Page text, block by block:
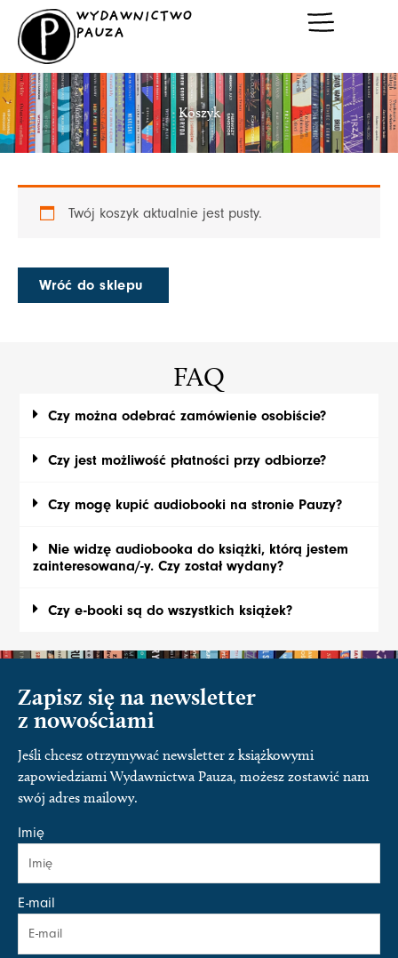
Przejdź
treści
WYDAWNICTWO
PAUZA
Koszyk
Twój koszyk aktualnie jest pusty.
Wróć do sklepu
FAQ
Czy można odebrać zamówienie osobiście?
Czy jest możliwość płatności przy odbiorze?
Czy mogę kupić audiobooki na stronie Pauzy?
Nie widzę audiobooka do książki, którą jestem
zainteresowana/-y. Czy został wydany?
Czy e-booki są do wszystkich książek?
Zapisz się na newsletter
z nowościami
Jeśli chcesz otrzymywać newsletter z książkowymi
zapowiedziami Wydawnictwa Pauza, możesz zostawić nam
swój adres mailowy.
Imię
E-mail